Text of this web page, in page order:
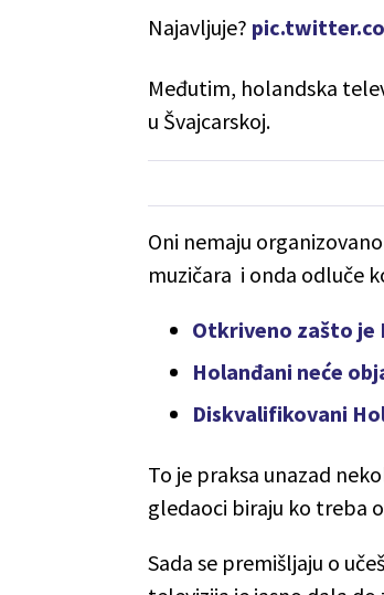
Najavljuje?
Međutim, holandska
u Švajcarskoj.
Oni nemaju
muzičara i onda odluče
Otkriveno zašto je
Holanđani neće
Diskvalifikovani
To je praksa unazad
gledaoci biraju ko treba
Sada se premišljaju o